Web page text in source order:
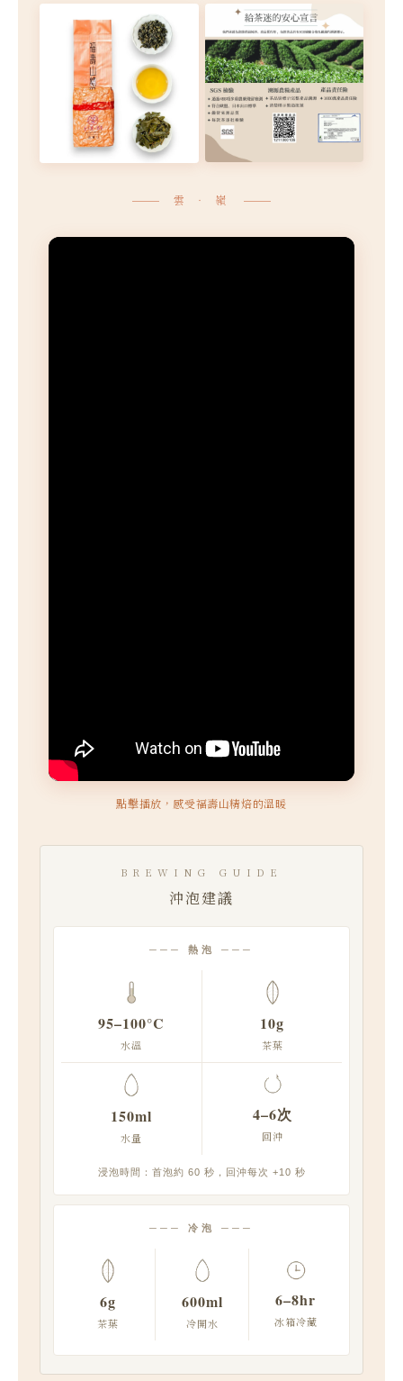
雲 ‧ 嶺
點擊播放，感受福壽山精焙的溫暖
BREWING GUIDE
沖泡建議
─── 熱泡 ───
95–100°C
水溫
10g
茶葉
150ml
水量
4–6次
回沖
浸泡時間：首泡約 60 秒，回沖每次 +10 秒
─── 冷泡 ───
6g
茶葉
600ml
冷開水
6–8hr
冰箱冷藏